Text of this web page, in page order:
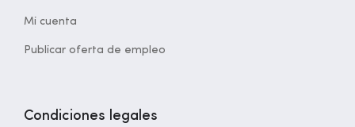
Mi cuenta
Publicar oferta de empleo
Condiciones legales